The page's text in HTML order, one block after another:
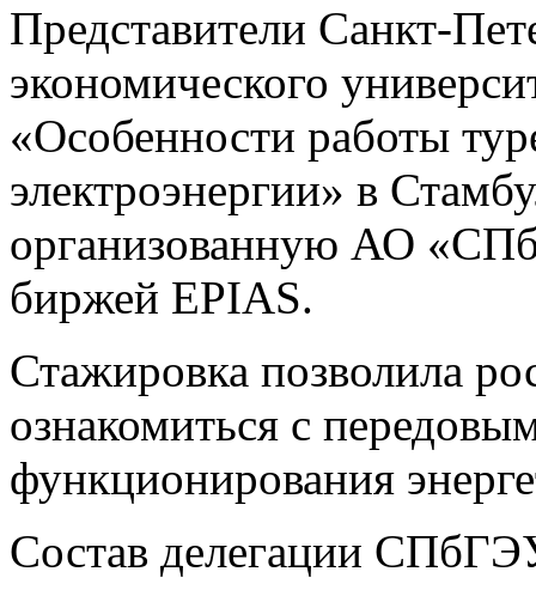
Представители Санкт-
экономического
«Особенности работы
электроэнергии» в
организованную АО
биржей EPIAS.
Стажировка позволила
ознакомиться с
функционирования
Состав делегации